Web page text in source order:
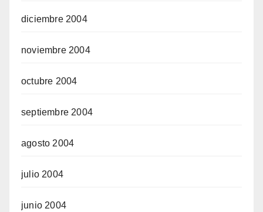
diciembre 2004
noviembre 2004
octubre 2004
septiembre 2004
agosto 2004
julio 2004
junio 2004